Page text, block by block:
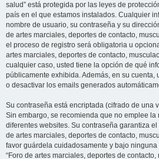
salud” está protegida por las leyes de
país en el que estamos instalados. Cualquier
nombre de usuario, su contraseña y su
de artes marciales, deportes de contacto,
el proceso de registro será obligatoria u
artes marciales, deportes de contacto,
cualquier caso, usted tiene la opción de qué
públicamente exhibida. Además, en su cuenta,
o desactivar los emails generados
Su contraseña está encriptada (cifrado de una
Sin embargo, se recomienda que no emplee la
diferentes websites. Su contraseña garantiza
de artes marciales, deportes de contacto,
favor guárdela cuidadosamente y bajo
“Foro de artes marciales, deportes de